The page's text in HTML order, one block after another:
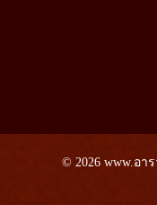
© 2026 www.อาร